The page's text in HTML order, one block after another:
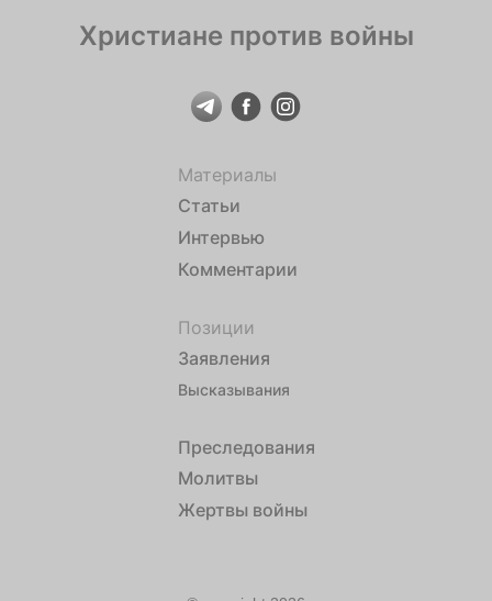
Христиане против войны
Материалы
Статьи
Интервью
Комментарии
Позиции
Заявления
Высказывания
Преследования
Молитвы
Жертвы войны